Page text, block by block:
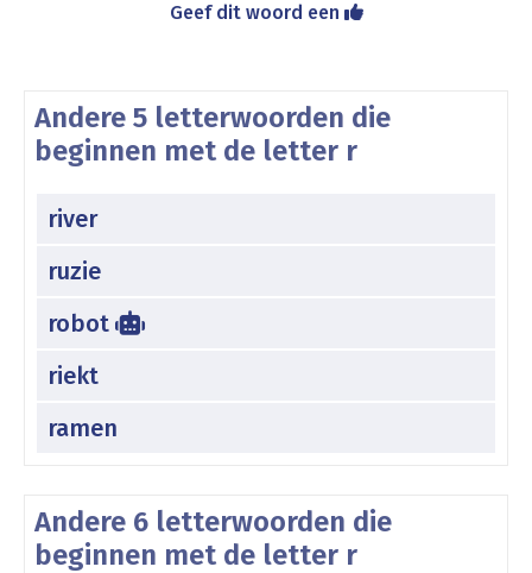
Geef dit woord een
Andere 5 letterwoorden die
beginnen met de letter r
river
ruzie
robot
riekt
ramen
Andere 6 letterwoorden die
beginnen met de letter r